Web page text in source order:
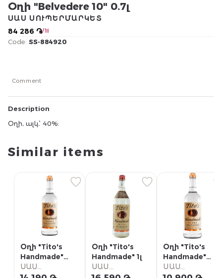
Օղի "Belvedere 10" 0.7լ
84 286 ֏/ 1l
ՍԱՍ ՍՈՒՊԵՐՄԱՐԿԵՏ
Code: SS-884920
Comment
Description
Օղի, ալկ․՝ 40%:
Similar items
Օղի "Tito's
Handmade"
0.7լ
ՍԱՍ
Օղի "Tito's
Handmade" 1լ
ՍԱՍ
Օղի "Tito's
Handmade"
0.5լ
ՍԱՍ